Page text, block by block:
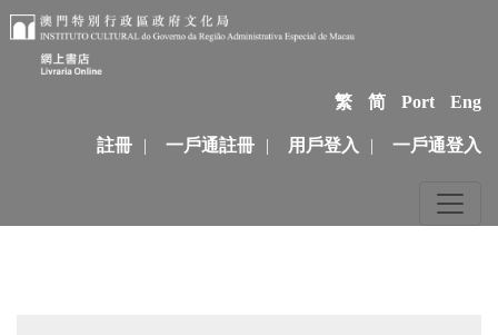
繁 简 Port Eng
註冊 | 一戶通註冊 | 用戶登入 | 一戶通登入